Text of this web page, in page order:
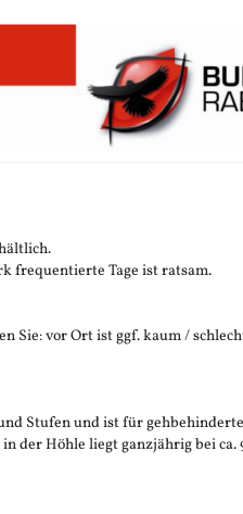
frequentierte Tage ist ratsam.
Sie: vor Ort ist ggf. kaum /
Stufen und ist für
der Höhle liegt ganzjährig bei ca.